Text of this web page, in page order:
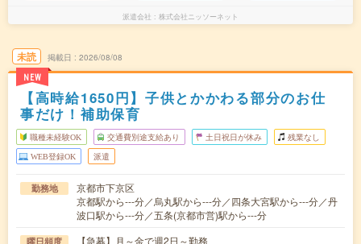
派遣会社 株式会社ニッソーネット
未読
NEW
掲載日 2026/08/08
【高時給1650円】子供とかかわる部分のお仕
事だけ！補助保育
職種未経験OK 交通費別途支給あり 土日祝日が休み 残業なし
WEB登録OK 派遣
勤務地
京都市下京区
京都駅から---分／烏丸駅から---分／四条大宮駅から---分／丹
波口駅から---分／五条(京都市営)駅から---分
曜日頻度 【急募】月～金で週2日～勤務